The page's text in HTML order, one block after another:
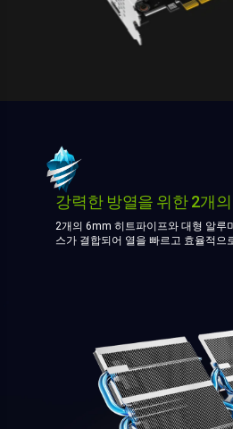
강력한 방열을 위한 2개
2개의 6mm 히트파이프와 대형 알루
스가 결합되어 열을 빠르고 효율적으